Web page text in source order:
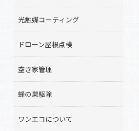
光触媒コーティング
ドローン屋根点検
空き家管理
蜂の巣駆除
ワンエコについて